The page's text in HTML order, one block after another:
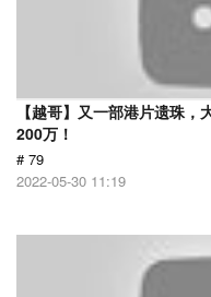
【越哥】又一部港片遗珠
200万！
# 79
2022-05-30 11:19